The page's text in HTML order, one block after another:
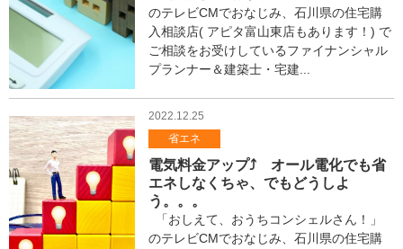
のテレビCMでおなじみ、石川県の住宅購
入相談店( アピタ富山東店もあります！) で
ご相談をお受けしているファイナンシャル
プランナー＆建築士・宅建...
2022.12.25
省エネ
電気料金アップ⤴ オール電化でも省
エネしなくちゃ、でもどうしよ
う。。。
「おしえて、おうちコンシェルさん！」
のテレビCMでおなじみ、石川県の住宅購